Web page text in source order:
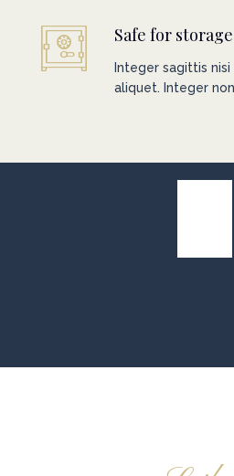
Safe for storage
Integer sagittis
aliquet. Integer